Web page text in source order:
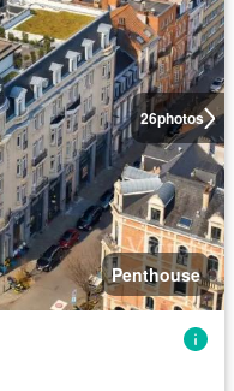
26photos
Penthouse